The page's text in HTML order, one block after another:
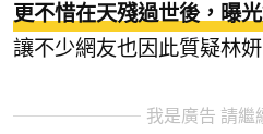
更不惜在天殘過世後，曝
讓不少網友也因此質疑林
我是廣告 請繼